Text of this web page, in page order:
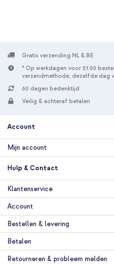
Gratis verzending NL & BE
* Op werkdagen voor 21:00
verzendmethode, dezelfde dag
60 dagen bedenktijd
Veilig & achteraf betalen
Account
Mijn account
Hulp & Contact
Klantenservice
Account
Bestellen & levering
Betalen
Retourneren & probleem melden